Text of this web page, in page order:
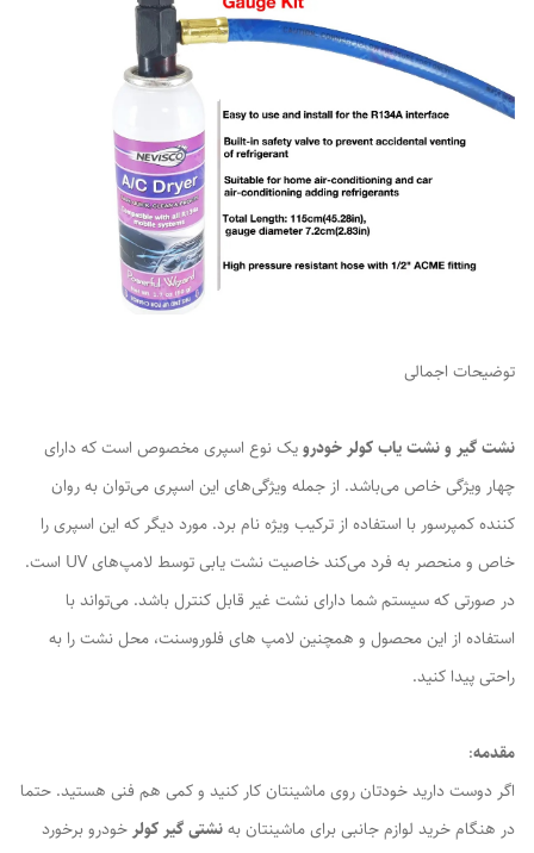
توضیحات اجمالی
نشت گیر و نشت یاب کولر خودرویک نوع اسپری مخصوص است که دارای
چهار ویژگی خاص می‌باشد. از جمله ویژگی‌های این اسپری می‌توان به روان
کننده کمپرسور با استفاده از ترکیب ویژه نام برد. مورد دیگر که این اسپری را
خاص و منحصر به فرد می‌‌کند خاصیت نشت یابی توسط لامپ‌های UV است.
در صورتی که سیستم شما دارای نشت غیر قابل کنترل باشد. می‌تواند با
استفاده از این محصول و همچنین لامپ های فلوروسنت، محل نشت را به
راحتی پیدا کنید.
مقدمه:
اگر دوست دارید خودتان روی ماشینتان کار کنید و کمی هم فنی هستید. حتما
در هنگام خرید لوازم جانبی برای ماشینتان بهنشتی گیر کولرخودرو برخورد